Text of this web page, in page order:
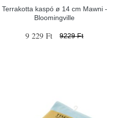
Terrakotta kaspó ø 14 cm Mawni -
Bloomingville
9 229 Ft 9229 Ft